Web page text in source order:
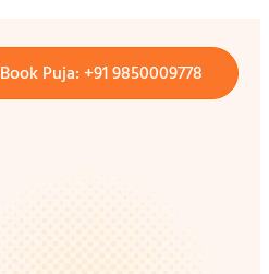
Book Puja: +91 9850009778